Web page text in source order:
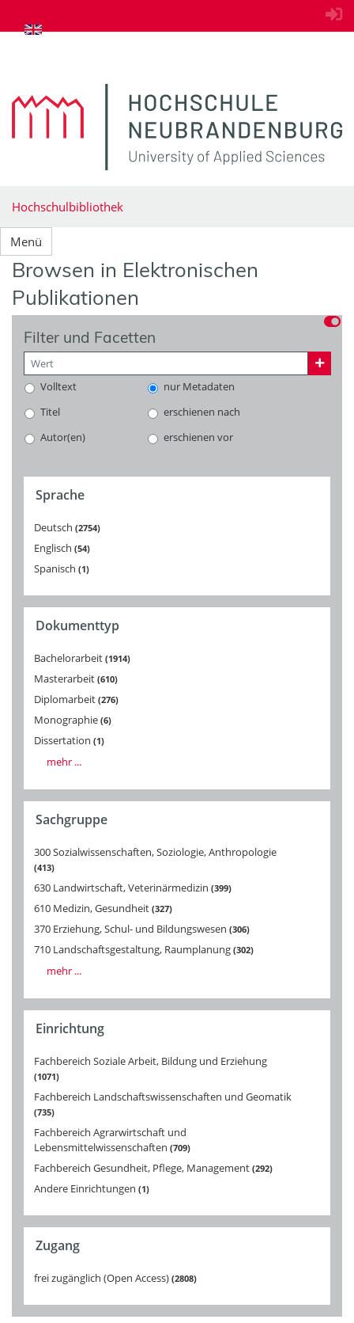
zum Inhalt springen
Hochschulbibliothek
Menü
Browsen in Elektronischen
Publikationen
Filter und Facetten
Volltext
nur Metadaten
Titel
erschienen nach
Autor(en)
erschienen vor
Sprache
Deutsch 2754
Englisch 54
Spanisch 1
Dokumenttyp
Bachelorarbeit 1914
Masterarbeit 610
Diplomarbeit 276
Monographie 6
Dissertation 1
mehr ...
Sachgruppe
300 Sozialwissenschaften, Soziologie, Anthropologie
413
630 Landwirtschaft, Veterinärmedizin 399
610 Medizin, Gesundheit 327
370 Erziehung, Schul- und Bildungswesen 306
710 Landschaftsgestaltung, Raumplanung 302
mehr ...
Einrichtung
Fachbereich Soziale Arbeit, Bildung und Erziehung
1071
Fachbereich Landschaftswissenschaften und Geomatik
735
Fachbereich Agrarwirtschaft und
Lebensmittelwissenschaften 709
Fachbereich Gesundheit, Pflege, Management 292
Andere Einrichtungen 1
Zugang
frei zugänglich (Open Access) 2808